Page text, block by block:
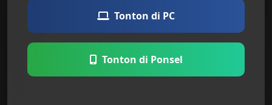
Tonton di PC
Tonton di Ponsel